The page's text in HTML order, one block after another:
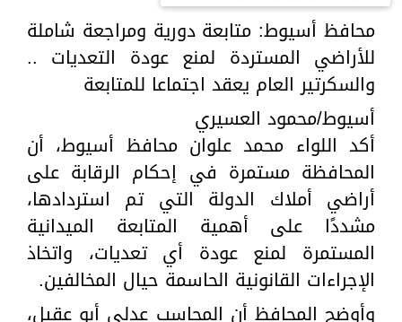
محافظ أسيوط: متابعة دورية ومراجعة شاملة
للأراضي المستردة لمنع عودة التعديات ..
والسكرتير العام يعقد اجتماعا للمتابعة
أسيوط/محمود العسيري
أكد اللواء محمد علوان محافظ أسيوط، أن
المحافظة مستمرة في إحكام الرقابة على
أراضي أملاك الدولة التي تم استردادها،
مشددًا على أهمية المتابعة الميدانية
المستمرة لمنع عودة أي تعديات، واتخاذ
الإجراءات القانونية الحاسمة حيال المخالفين.
وأوضح المحافظ أن المحاسب عدلي أبو عقيل،